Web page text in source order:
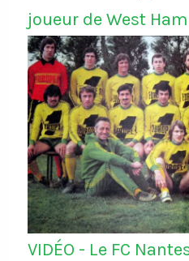
joueur de West
VIDÉO - Le FC